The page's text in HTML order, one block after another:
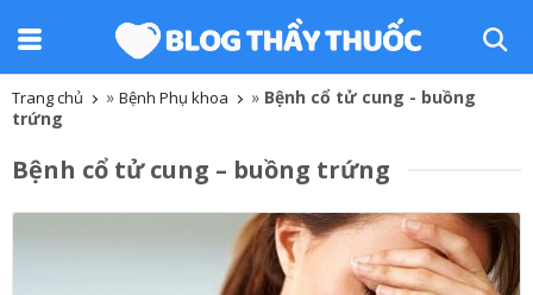
Trang chủ » Bệnh Phụ khoa » Bệnh cổ tử cung - buồng
trứng
Bệnh cổ tử cung – buồng trứng